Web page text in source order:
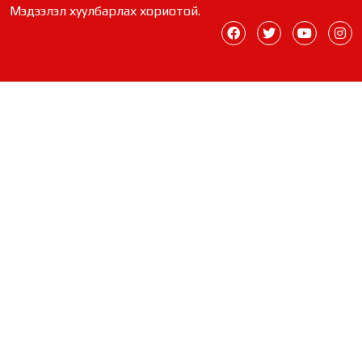
Мэдээлэл хуулбарлах хориотой.